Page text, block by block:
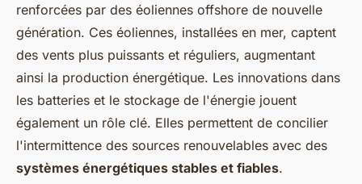
renforcées par des éoliennes offshore de nouvelle
génération. Ces éoliennes, installées en mer, captent
des vents plus puissants et réguliers, augmentant
ainsi la production énergétique. Les innovations dans
les batteries et le stockage de l'énergie jouent
également un rôle clé. Elles permettent de concilier
l'intermittence des sources renouvelables avec des
systèmes énergétiques stables et fiables.